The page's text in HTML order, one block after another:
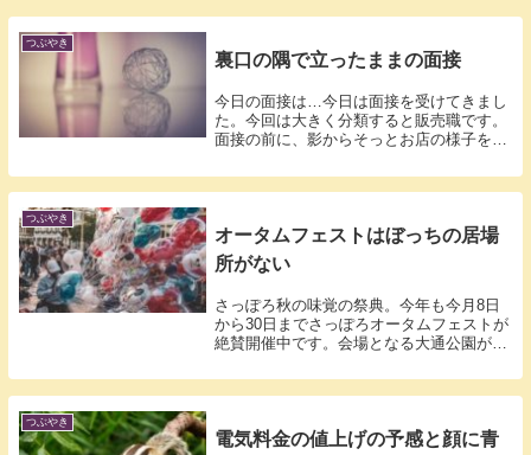
つぶやき
裏口の隅で立ったままの面接
今日の面接は…今日は面接を受けてきまし
た。今回は大きく分類すると販売職です。
面接の前に、影からそっとお店の様子を見
つぶやき
オータムフェストはぼっちの居場
所がない
さっぽろ秋の味覚の祭典。今年も今月8日
から30日までさっぽろオータムフェストが
絶賛開催中です。会場となる大通公園が
つぶやき
電気料金の値上げの予感と顔に青